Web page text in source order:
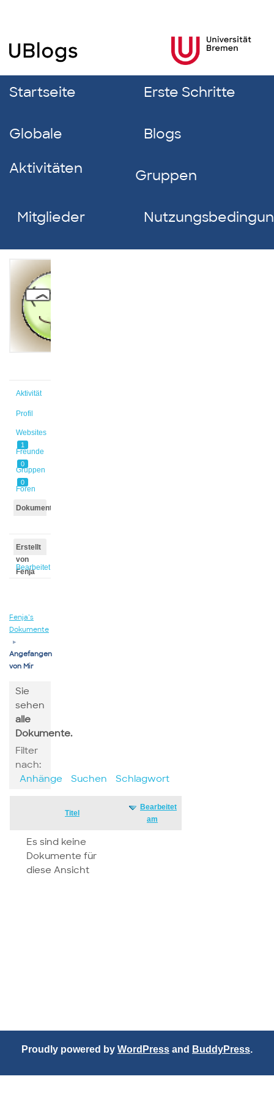
Startseite Erste Schritte
Globale
Aktivitäten
Blogs
Gruppen
Mitglieder
Aktivität
Profil
Websites
1
Freunde
0
Gruppen
0
Foren
Dokumente
Erstellt
von
Fenja
Bearbeitet
Fenja’s
Dokumente
▸
Angefangen
von Mir
Sie
sehen
alle
Dokumente.
Filter
nach:
Anhänge
Suchen Schlagwort
Titel
Bearbeitet
am
Es sind keine
Dokumente für
diese Ansicht
Proudly powered by WordPress and BuddyPress.